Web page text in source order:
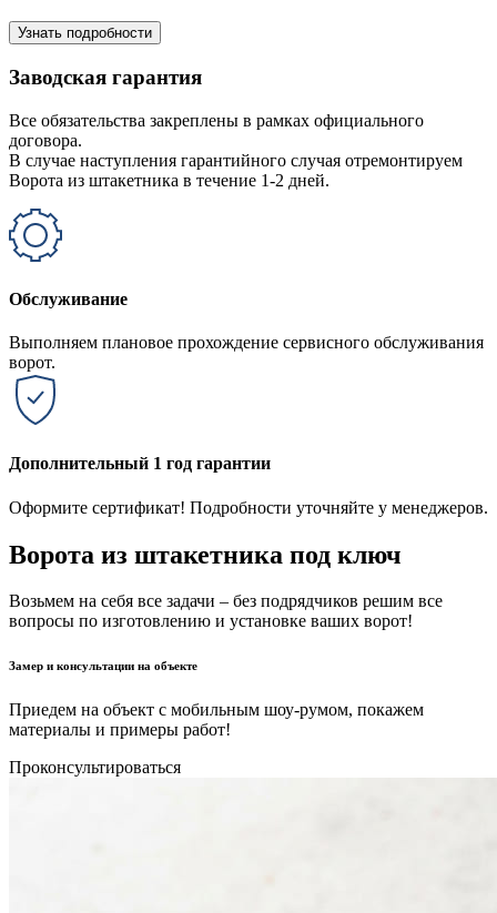
Узнать подробности
Заводская гарантия
Все обязательства закреплены в рамках официального
договора.
В случае наступления гарантийного случая отремонтируем
Ворота из штакетника в течение 1-2 дней.
Обслуживание
Выполняем плановое прохождение сервисного обслуживания
ворот.
Дополнительный 1 год гарантии
Оформите сертификат! Подробности уточняйте у менеджеров.
Ворота из штакетника под ключ
Возьмем на себя все задачи – без подрядчиков решим все
вопросы по изготовлению и установке ваших ворот!
Замер и консультации на объекте
Приедем на объект с мобильным шоу-румом, покажем
материалы и примеры работ!
Проконсультироваться